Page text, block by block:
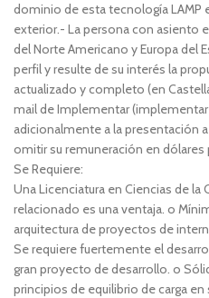
dominio de esta tecnología LAMP
exterior.- La persona con asiento
del Norte Americano y Europa del
perfil y resulte de su interés la
actualizado y completo (en
mail de Implementar
adicionalmente a la presentación
omitir su remuneración en dólares
Se Requiere:
Una Licenciatura en Ciencias de
relacionado es una ventaja. o
arquitectura de proyectos de
Se requiere fuertemente el
gran proyecto de desarrollo. o
principios de equilibrio de carga